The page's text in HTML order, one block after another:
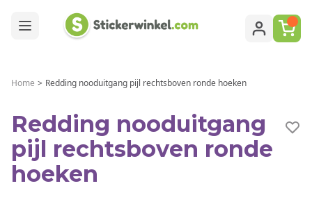
Home > Redding nooduitgang pijl rechtsboven ronde hoeken
Redding nooduitgang
pijl rechtsboven ronde
hoeken